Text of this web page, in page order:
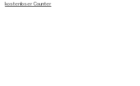
kostenloser Counter